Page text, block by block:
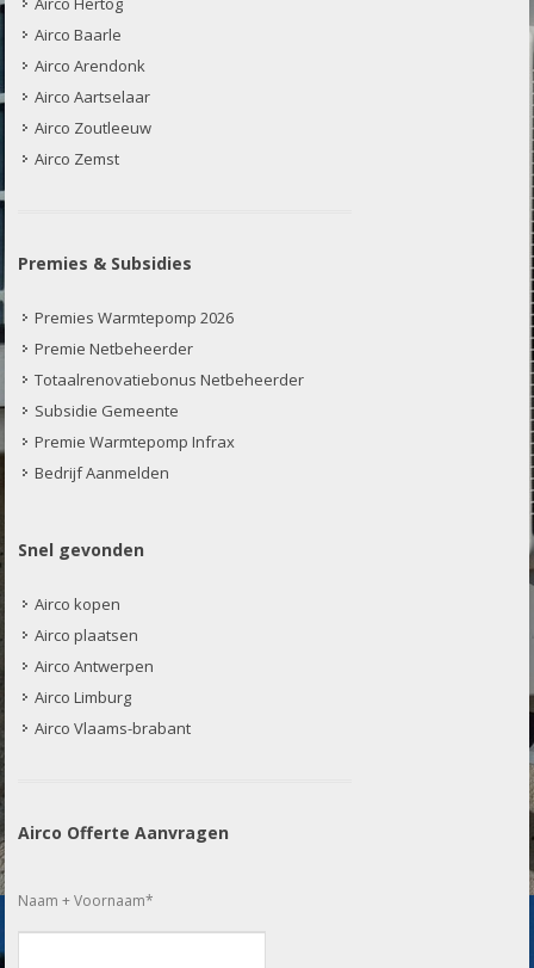
Airco Baarle
Airco Arendonk
Airco Aartselaar
Airco Zoutleeuw
Airco Zemst
Premies & Subsidies
Premies Warmtepomp 2026
Premie Netbeheerder
Totaalrenovatiebonus Netbeheerder
Subsidie Gemeente
Premie Warmtepomp Infrax
Bedrijf Aanmelden
Snel gevonden
Airco kopen
Airco plaatsen
Airco Antwerpen
Airco Limburg
Airco Vlaams-brabant
Airco Offerte Aanvragen
Naam + Voornaam*